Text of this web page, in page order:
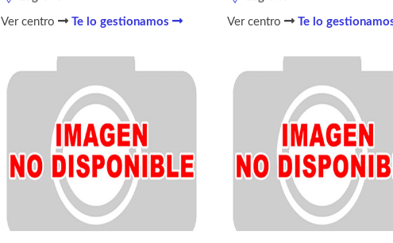
Ver centro Te lo gestionamos Ver centro Te lo